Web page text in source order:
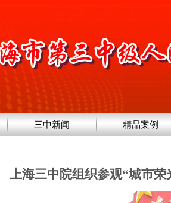
三中新闻 精品案例
上海三中院组织参观“城市